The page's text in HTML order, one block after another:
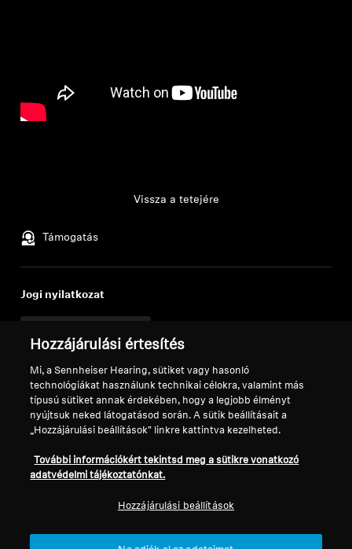
Támogatás
Vissza a tetejére
Jogi nyilatkozat
Általános szerződési feltételek az
online fogyasztói értékesítésre
Koordinált sebezhetőség-
közzétételi szabályzat
Hozzájárulási értesítés
Mi, a Sennheiser Hearing, sütiket vagy hasonló
technológiákat használunk technikai célokra, valamint más
típusú sütiket annak érdekében, hogy a legjobb élményt
nyújtsuk neked látogatásod során. A sütik beállításait a
„Hozzájárulási beállítások" linkre kattintva kezelheted.
További információkért tekintsd meg a sütikre vonatkozó
adatvédelmi tájékoztatónkat.
Hozzájárulási beállítások